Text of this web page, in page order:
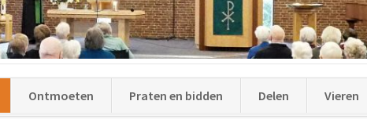
Ontmoeten Praten en bidden Delen
Vieren